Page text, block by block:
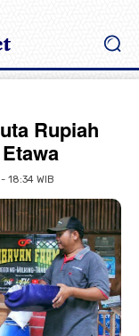
Rupiah
18:34 WIB